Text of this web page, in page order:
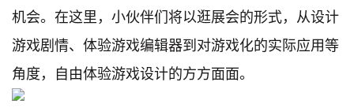
机会。在这里，小伙伴们将以逛展会的形式，从设计
游戏剧情、体验游戏编辑器到对游戏化的实际应用等
角度，自由体验游戏设计的方方面面。